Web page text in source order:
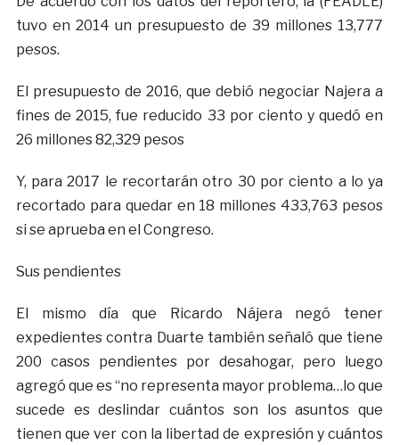
tuvo en 2014 un presupuesto de 39 millones 13,777
pesos.
El presupuesto de 2016, que debió negociar Najera a
fines de 2015, fue reducido 33 por ciento y quedó en
26 millones 82,329 pesos
Y, para 2017 le recortarán otro 30 por ciento a lo ya
recortado para quedar en 18 millones 433,763 pesos
si se aprueba en el Congreso.
Sus pendientes
El mismo día que Ricardo Nájera negó tener
expedientes contra Duarte también señaló que tiene
200 casos pendientes por desahogar, pero luego
agregó que es “no representa mayor problema…lo que
sucede es deslindar cuántos son los asuntos que
tienen que ver con la libertad de expresión y cuántos